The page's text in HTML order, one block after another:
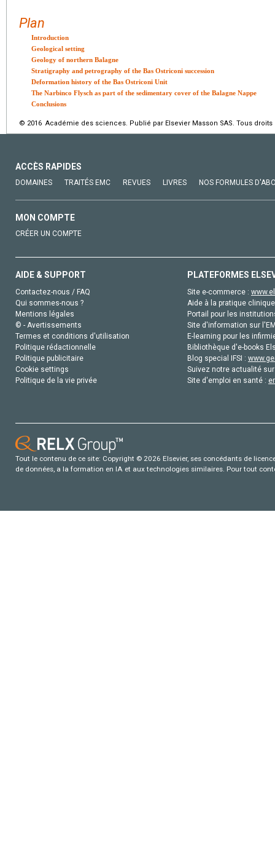
Plan
Introduction
Geological setting
Geology of northern Balagne
Stratigraphy and petrography of the Bas Ostriconi succession
Deformation history of the Bas Ostriconi Unit
The Narbinco Flysch as part of the sedimentary cover of the Balagne Nappe
Conclusions
© 2016 Académie des sciences. Publié par Elsevier Masson SAS. Tous droits
ACCÈS RAPIDES
DOMAINES TRAITÉS EMC REVUES LIVRES NOS FORMULES
MON COMPTE
CRÉER UN COMPTE
AIDE & SUPPORT
Contactez-nous / FAQ
Qui sommes-nous ?
Mentions légales
© - Avertissements
Termes et conditions d'utilisation
Politique rédactionnelle
Politique publicitaire
Cookie settings
Politique de la vie privée
PLATEFORMES
Site e-commerce :
Aide à la pratique
Portail pour les
Site d'information sur
E-learning pour les
Bibliothèque d'e-books
Blog special IFSI :
Suivez notre actualité
Site d'emploi en santé :
Tout le contenu de ce site: Copyright © 2026 Elsevier, ses concédants de
de données, a la formation en IA et aux technologies similaires. Pour tout